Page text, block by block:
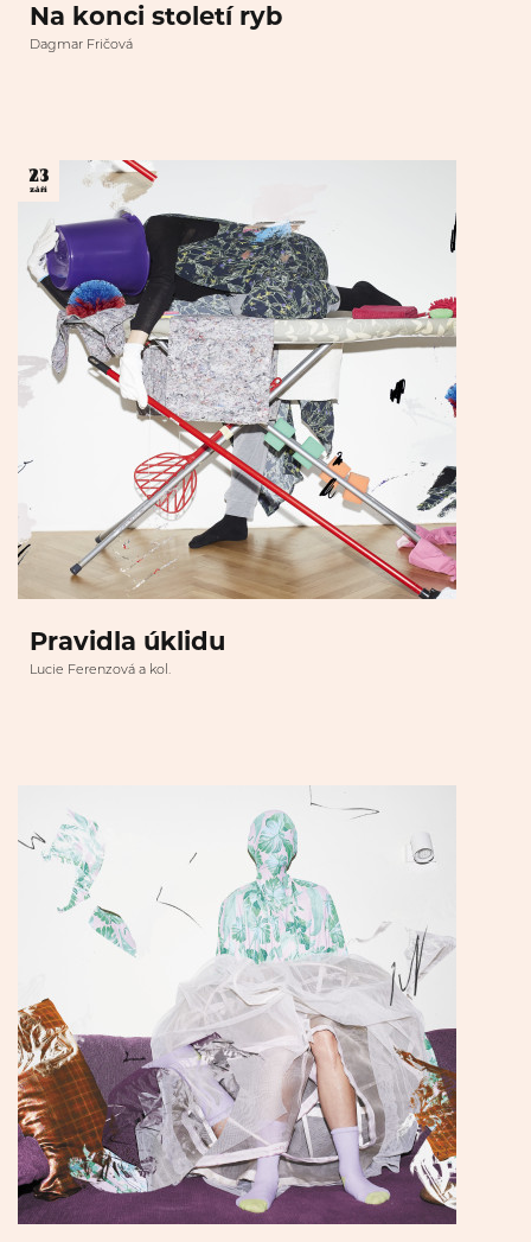
Na konci století ryb
Dagmar Fričová
23
září
Pravidla úklidu
Lucie Ferenzová a kol.